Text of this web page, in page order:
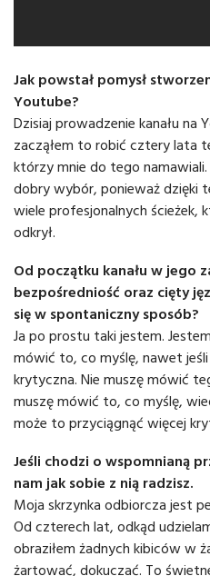
Jak powstał pomysł
Youtube?
Dzisiaj prowadzenie kanału na
zacząłem to robić cztery lata
którzy mnie do tego
dobry wybór, ponieważ dzięki
wiele profesjonalnych ścieżek,
odkrył.
Od początku kanału w jego
bezpośredniość oraz cięty
się w spontaniczny sposób?
Ja po prostu taki jestem.
mówić to, co myślę, nawet
krytyczna. Nie muszę mówić
muszę mówić to, co myślę,
może to przyciągnąć więcej
Jeśli chodzi o wspomnianą
nam jak sobie z nią radzisz.
Moja skrzynka odbiorcza jest
Od czterech lat, odkąd
obraziłem żadnych kibiców w
żartować, dokuczać. To